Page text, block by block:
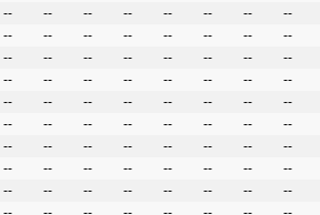
-- -- -- -- -- -- -- --
-- -- -- -- -- -- -- --
-- -- -- -- -- -- -- --
-- -- -- -- -- -- -- --
-- -- -- -- -- -- -- --
-- -- -- -- -- -- -- --
-- -- -- -- -- -- -- --
-- -- -- -- -- -- -- --
-- -- -- -- -- -- -- --